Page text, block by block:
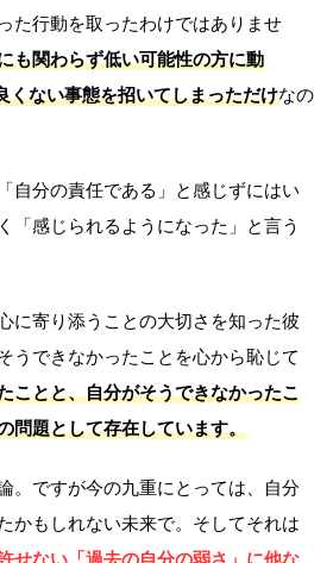
た行動を取ったわけではありませ
も関わらず低い可能性の方に動
くない事態を招いてしまっただけなの
自分の責任である」と感じずにはい
「感じられるようになった」と言う
に寄り添うことの大切さを知った彼
うできなかったことを心から恥じて
ことと、自分がそうできなかったこ
問題として存在しています。
。ですが今の九重にとっては、自分
かもしれない未来で。そしてそれは